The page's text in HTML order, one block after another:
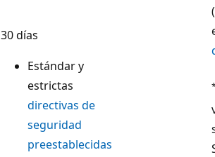
30 días
Estándar y
estrictas
directivas de
seguridad
preestablecidas
(